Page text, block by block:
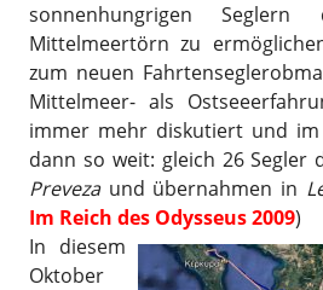
sonnenhungrigen
Mittelmeertörn zu
zum neuen
Mittelmeer- als
immer mehr diskutiert und
dann so weit: gleich 26 Segler
Prevezaund übernahmen in
Im Reich des Odysseus 2009)
In diesem
Oktober